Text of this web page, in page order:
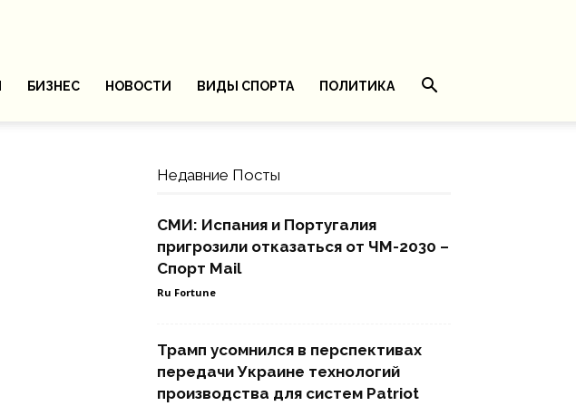
БИЗНЕС НОВОСТИ ВИДЫ СПОРТА ПОЛИТИКА
Недавние Посты
СМИ: Испания и Португалия
пригрозили отказаться от ЧМ-2030 –
Спорт Mail
Ru Fortune
Трамп усомнился в перспективах
передачи Украине технологий
производства для систем Patriot